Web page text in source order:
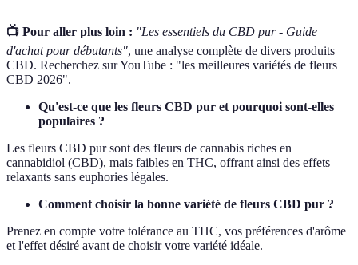
📺 Pour aller plus loin : "Les essentiels du CBD pur - Guide
d'achat pour débutants", une analyse complète de divers produits
CBD. Recherchez sur YouTube : "les meilleures variétés de fleurs
CBD 2026".
Qu'est-ce que les fleurs CBD pur et pourquoi sont-elles
populaires ?
Les fleurs CBD pur sont des fleurs de cannabis riches en
cannabidiol (CBD), mais faibles en THC, offrant ainsi des effets
relaxants sans euphories légales.
Comment choisir la bonne variété de fleurs CBD pur ?
Prenez en compte votre tolérance au THC, vos préférences d'arôme
et l'effet désiré avant de choisir votre variété idéale.